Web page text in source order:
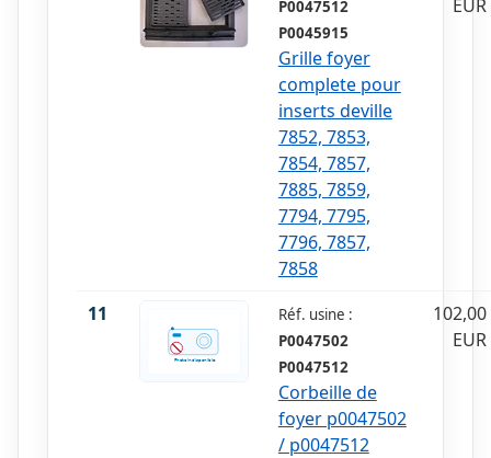
P0047512
P0045915
Grille foyer
complete pour
inserts deville
7852, 7853,
7854, 7857,
7885, 7859,
7794, 7795,
7796, 7857,
7858
EUR
11
Réf. usine :
P0047502
P0047512
Corbeille de
foyer p0047502
/ p0047512
102,00
EUR